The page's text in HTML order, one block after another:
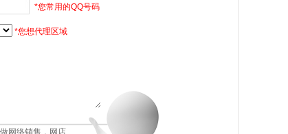
*您常用的QQ号码
*您想代理区域
网络销售，网店